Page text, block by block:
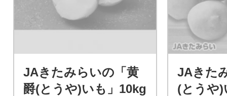
JAきたみらいの「黄
爵(とうや)いも」10kg
JAきた
(とうや